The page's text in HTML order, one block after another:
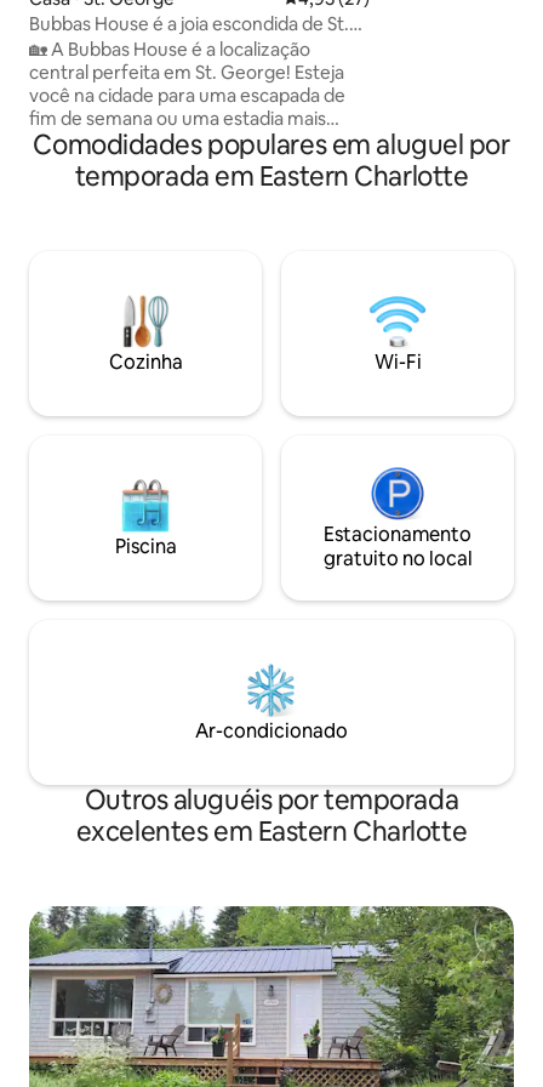
Bubbas House é a joia escondida de St.
George!
🏡 A Bubbas House é a localização
central perfeita em St. George! Esteja
você na cidade para uma escapada de
fim de semana ou uma estadia mais
longa, o nosso refúgio vintage é a
mistura perfeita de charme, conforto e
conveniência. Venha experimentar um
toque retrô Quintal 🌳 privativo com
deck espaçoso e belos jardins🌸 🚶‍♀️A
uma curta distância a pé de 🍔
restaurantes locais e trilhas naturais
alta/baixa), ou
observando as
deslizarem. Um
Comodidades populares em aluguel por
temporada em Eastern Charlotte
Cozinha Wi-Fi
Piscina
Estacionamento
gratuito no local
Ar-condicionado
Outros aluguéis por temporada
excelentes em Eastern Charlotte